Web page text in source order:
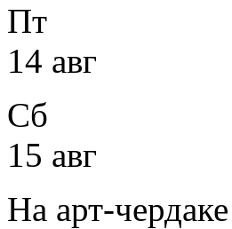
Пт
14 авг
Сб
15 авг
На арт-чердаке